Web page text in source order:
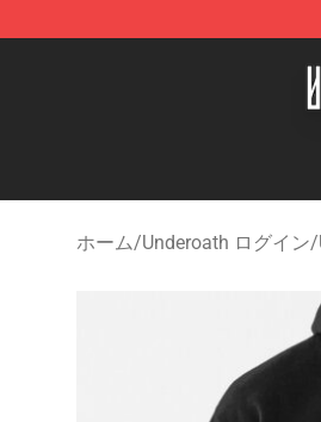
Underoath Store - Official
ホーム/Underoath ログイン/